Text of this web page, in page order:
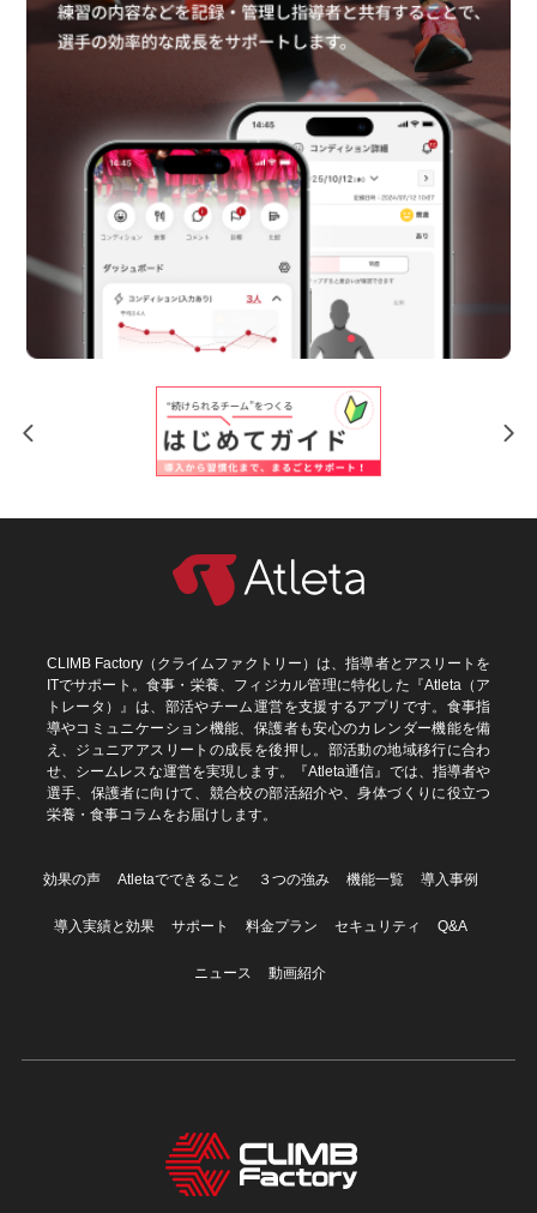
CLIMB Factory（クライムファクトリー）は、指導者とアスリートを
ITでサポート。食事・栄養、フィジカル管理に特化した『Atleta（ア
トレータ）』は、部活やチーム運営を支援するアプリです。食事指
導やコミュニケーション機能、保護者も安心のカレンダー機能を備
え、ジュニアアスリートの成長を後押し。部活動の地域移行に合わ
せ、シームレスな運営を実現します。『Atleta通信』では、指導者や
選手、保護者に向けて、競合校の部活紹介や、身体づくりに役立つ
栄養・食事コラムをお届けします。
効果の声 Atletaでできること ３つの強み 機能一覧 導入事例
導入実績と効果 サポート 料金プラン セキュリティ Q&A
ニュース 動画紹介